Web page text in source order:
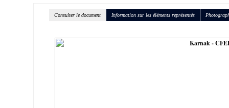
Consulter le document Information sur les éléments représentés